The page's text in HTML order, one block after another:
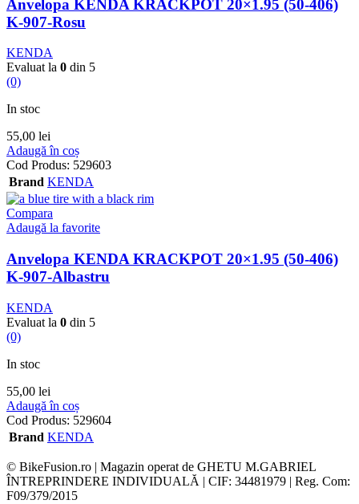
Anvelopa KENDA KRACKPOT 20×1.95 (50-406)
K-907-Rosu
KENDA
Evaluat la 0 din 5
(0)
In stoc
55,00 lei
Adaugă în coș
Cod Produs: 529603
Brand KENDA
Compara
Adaugă la favorite
Anvelopa KENDA KRACKPOT 20×1.95 (50-406)
K-907-Albastru
KENDA
Evaluat la 0 din 5
(0)
In stoc
55,00 lei
Adaugă în coș
Cod Produs: 529604
Brand KENDA
© BikeFusion.ro | Magazin operat de GHETU M.GABRIEL
ÎNTREPRINDERE INDIVIDUALĂ | CIF: 34481979 | Reg. Com:
F09/379/2015